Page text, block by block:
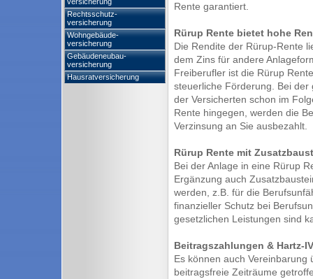
Rechtsschutz-
versicherung
Wohngebäude-
versicherung
Gebäudeneubau-
versicherung
Hausratversicherung
Rente garantiert.
Rürup Rente bietet hohe
Die Rendite der Rürup-Rente
dem Zins für andere
Freiberufler ist die Rürup
steuerliche Förderung. Bei
der Versicherten schon im
Rente hingegen, werden die
Verzinsung an Sie ausbezahlt.
Rürup Rente mit
Bei der Anlage in eine Rürup
Ergänzung auch
werden, z.B. für die
finanzieller Schutz bei
gesetzlichen Leistungen sind
Beitragszahlungen & Hartz-
Es können auch
beitragsfreie Zeiträume